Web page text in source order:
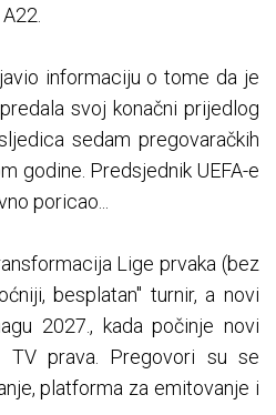
informaciju o tome da je
svoj konačni prijedlog
sedam pregovaračkih
godine. Predsjednik UEFA-e
poricao...
Lige prvaka (bez
besplatan" turnir, a novi
2027., kada počinje novi
TV prava. Pregovori su se
platforma za emitovanje i